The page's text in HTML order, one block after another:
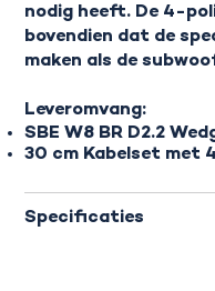
nodig heeft. De 4-
bovendien dat de
maken als de
Leveromvang:
SBE W8 BR D2.2
30 cm Kabelset met
Specificaties